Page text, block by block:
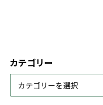
カテゴリー